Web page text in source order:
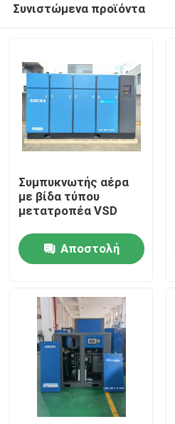
Σπίτι
Προϊόντα
Βίντεο
Περίπου εμείς
Συνιστώμενα προϊόντα
Συμπυκνωτής αέρα
με βίδα τύπου
μετατροπέα VSD
Αποστολή